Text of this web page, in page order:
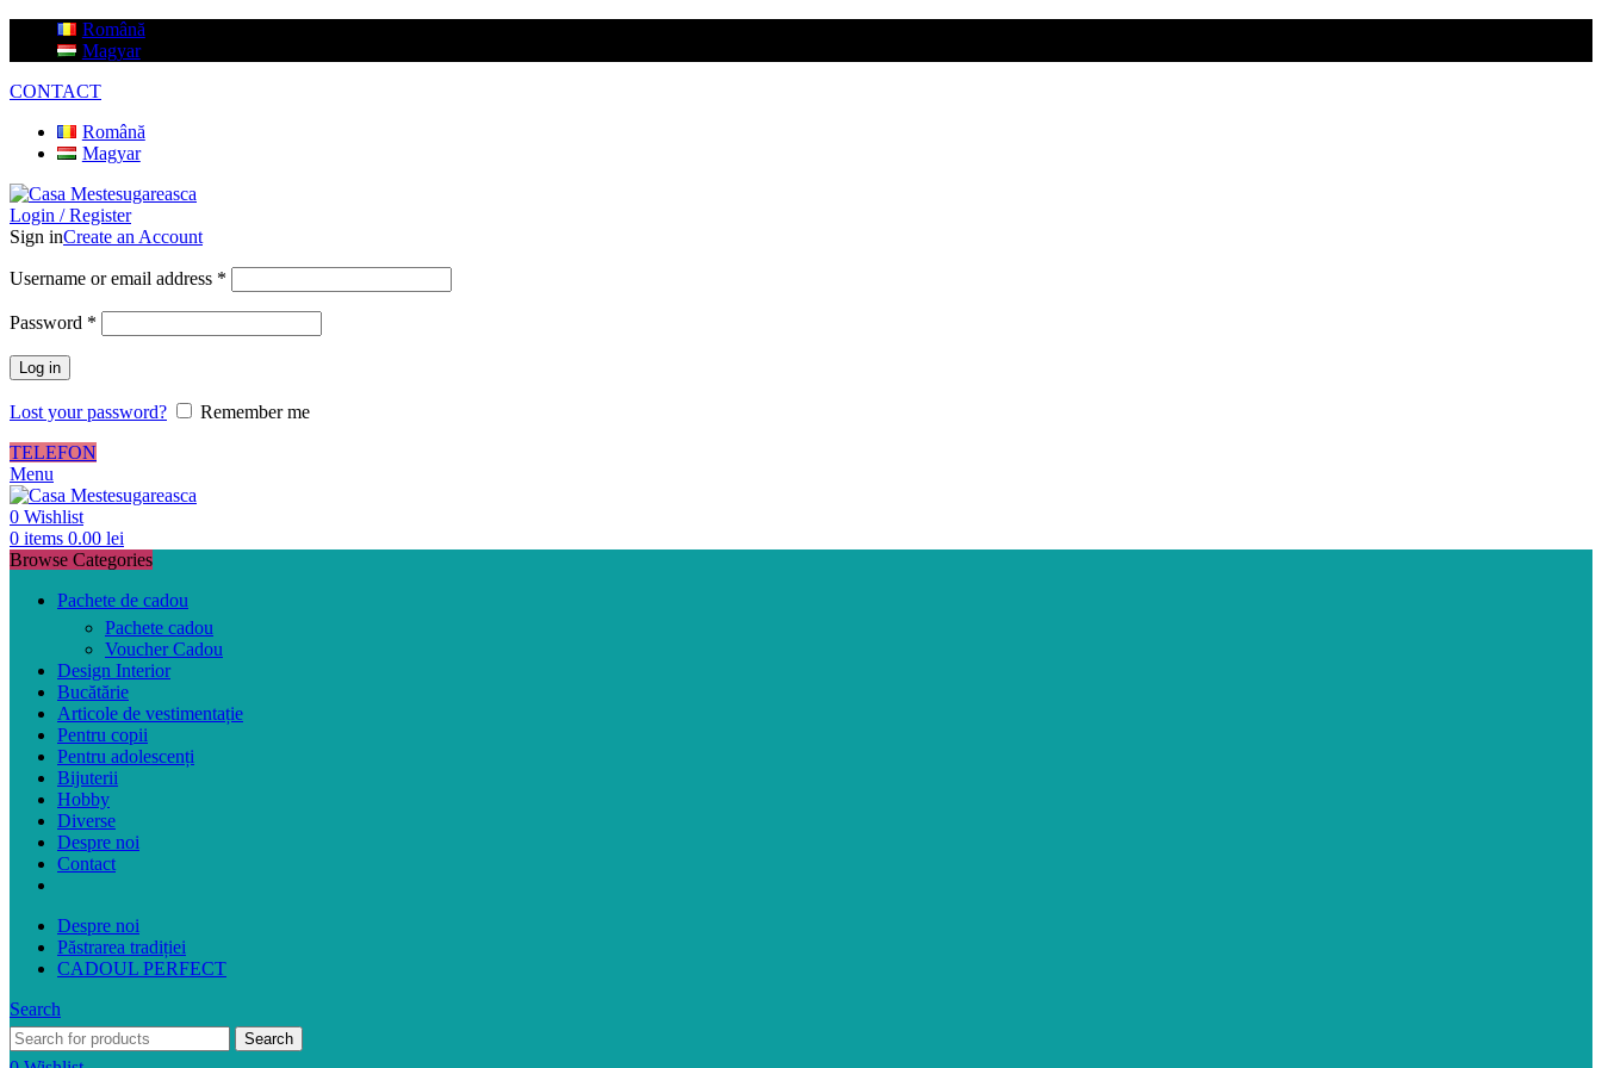
Română
Magyar
CONTACT
Română
Magyar
Login / Register
Sign inCreate an Account
Username or email address *
Password *
Log in
Lost your password?
Remember me
TELEFON
Menu
0 Wishlist
0 items 0.00 lei
Browse Categories
Pachete de cadou
Pachete cadou
Voucher Cadou
Design Interior
Bucătărie
Articole de vestimentație
Pentru copii
Pentru adolescenți
Bijuterii
Hobby
Diverse
Despre noi
Contact
Despre noi
Păstrarea tradiției
CADOUL PERFECT
Search
Search